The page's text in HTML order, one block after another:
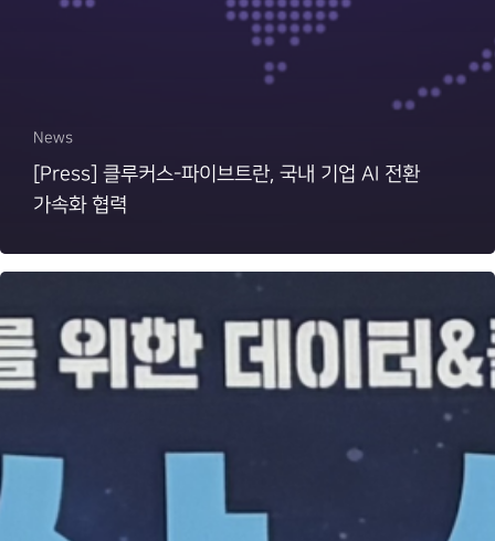
News
[Press] 클루커스-파이브트란, 국내 기업 AI 전환
가속화 협력